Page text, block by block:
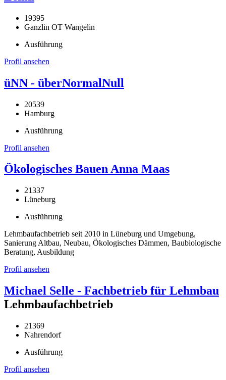
19395
Ganzlin OT Wangelin
Ausführung
Profil ansehen
üNN - überNormalNull
20539
Hamburg
Ausführung
Profil ansehen
Ökologisches Bauen Anna Maas
21337
Lüneburg
Ausführung
Lehmbaufachbetrieb seit 2010 in Lüneburg und Umgebung,
Sanierung Altbau, Neubau, Ökologisches Dämmen, Baubiologische
Beratung, Ausbildung
Profil ansehen
Michael Selle - Fachbetrieb für Lehmbau
Lehmbaufachbetrieb
21369
Nahrendorf
Ausführung
Profil ansehen